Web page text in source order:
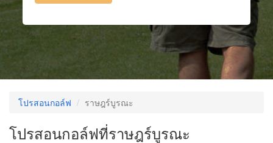
โปรสอนกอล์ฟ ราษฎร์บูรณะ
โปรสอนกอล์ฟที่ราษฎร์บูรณะ